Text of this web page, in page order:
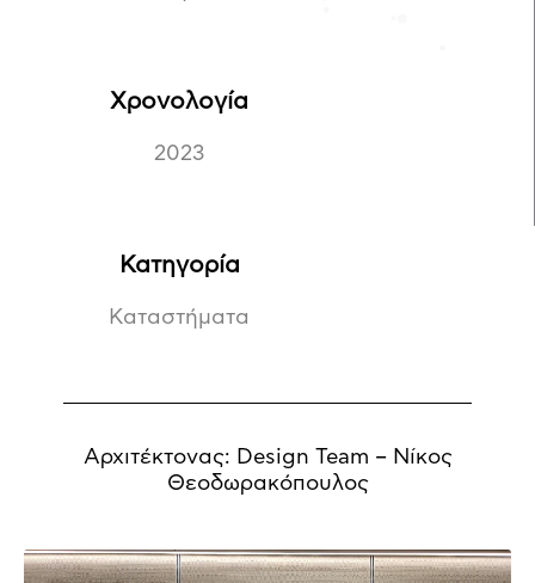
Χρονολογία
2023
Κατηγορία
Καταστήματα
Αρχιτέκτονας: Design Team – Νίκος
Θεοδωρακόπουλος